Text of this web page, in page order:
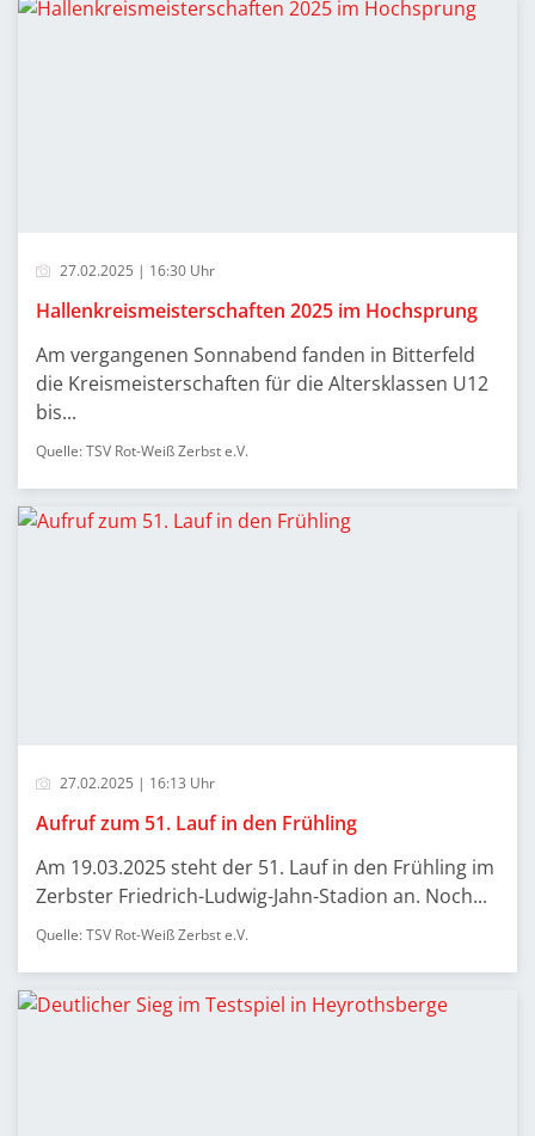
27.02.2025 | 16:30 Uhr
Hallenkreismeisterschaften 2025 im Hochsprung
Am vergangenen Sonnabend fanden in Bitterfeld
die Kreismeisterschaften für die Altersklassen U12
bis...
Quelle: TSV Rot-Weiß Zerbst e.V.
27.02.2025 | 16:13 Uhr
Aufruf zum 51. Lauf in den Frühling
Am 19.03.2025 steht der 51. Lauf in den Frühling im
Zerbster Friedrich-Ludwig-Jahn-Stadion an. Noch...
Quelle: TSV Rot-Weiß Zerbst e.V.